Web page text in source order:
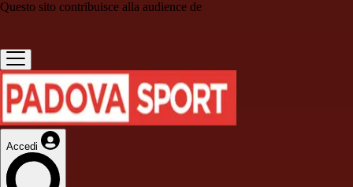
Questo sito contribuisce alla audience de
Accedi